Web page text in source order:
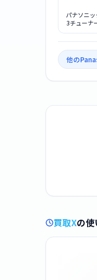
パナソニッ
3チューナ
他の
買取Xの使